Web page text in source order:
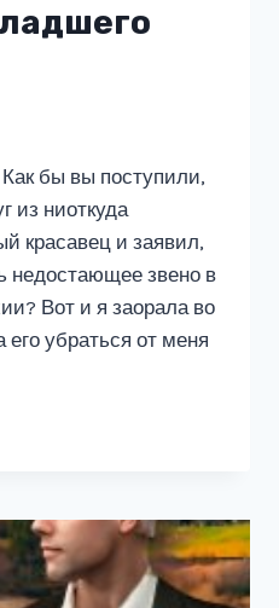
бы вы поступили,
из ниоткуда
красавец и заявил,
недостающее звено в
Вот и я заорала во
его убраться от меня